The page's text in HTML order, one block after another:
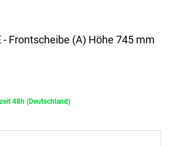
- Frontscheibe (A) Höhe 745 mm
48h (Deutschland)